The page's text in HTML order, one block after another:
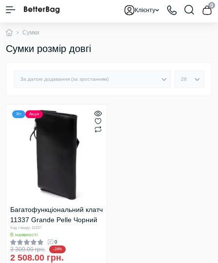
Клієнту
0
Сумки
Сумки розмір довгі
Хіт Акція
Багатофункціональний клатч
11337 Grande Pelle Чорний
Код товару: 11337
В наявності
0
3 300.00 грн. -24%
2 508.00 грн.